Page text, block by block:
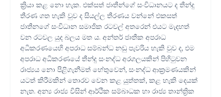
ක්‍රියා කළ නො හැක. එක්සත් ජාතීන්ගේ සංවිධානයට ද තීන්දු
තීරණ ගත හැකි වුව ද සියල්ල තීරණය වන්නේ එකසත්
ජාතීනගේ සංවිධාන සමාජික රටවල් අතරෙන් එයට මැදහත්
වන රටවල යුද බලය මත ය. අන්තර් ජාතීක අපරාධ
අධිකරණයෙහි අපරාධ සම්බන්ධ නඩු පැවරිය හැකි වුව ද, එම
අපරාධ අධිකරණයේ තීන්දු සංනද්ධ අරගලයකින් පිහිටුවන
රාජ්‍යය නො පිළිගැනීමත් හේතුවෙන්, සංනද්ධ ආක්‍රමණයකින්
යටත් කිරීමකින් තොරව වෙන කළ යුත්තක්, කළ හැකි දෙයක්
නැත. අන්‍ය රාජ්‍ය විසින් ආර්ථික සම්බාධක හා රාජ්‍ය තාන්ත්‍රික